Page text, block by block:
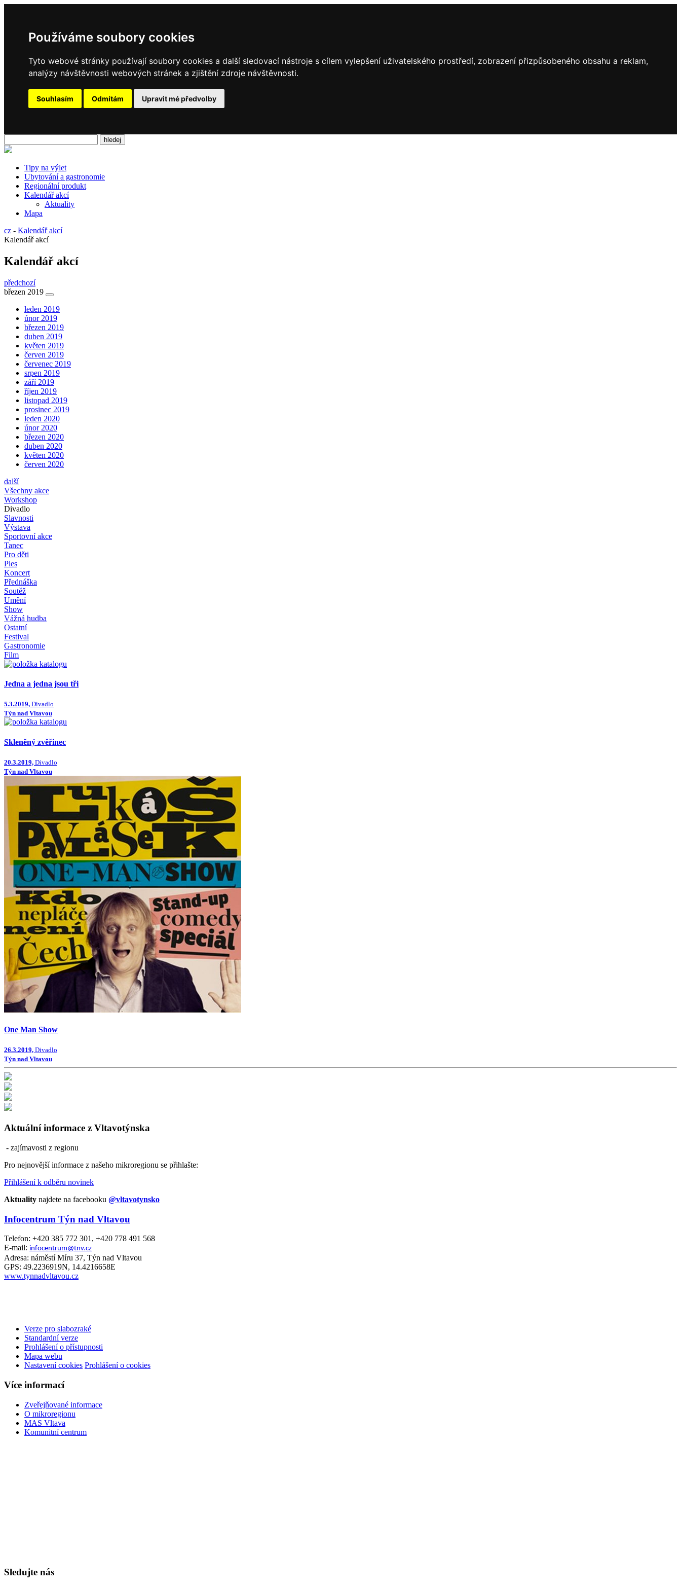
Používáme soubory cookies
Tyto webové stránky používají soubory cookies a další sledovací nástroje s cílem vylepšení uživatelského prostředí, zobrazení přizpůsobeného obsahu a reklam,
analýzy návštěvnosti webových stránek a zjištění zdroje návštěvnosti.
Souhlasím Odmítám Upravit mé předvolby
Tipy na výlet
Ubytování a gastronomie
Regionální produkt
Kalendář akcí
Aktuality
Mapa
cz - Kalendář akcí
Kalendář akcí
Kalendář akcí
předchozí
březen 2019
leden 2019
únor 2019
březen 2019
duben 2019
květen 2019
červen 2019
červenec 2019
srpen 2019
září 2019
říjen 2019
listopad 2019
prosinec 2019
leden 2020
únor 2020
březen 2020
duben 2020
květen 2020
červen 2020
další
Všechny akce
Workshop
Divadlo
Slavnosti
Výstava
Sportovní akce
Tanec
Pro děti
Ples
Koncert
Přednáška
Soutěž
Umění
Show
Vážná hudba
Ostatní
Festival
Gastronomie
Film
Jedna a jedna jsou tři
5.3.2019, Divadlo
Týn nad Vltavou
Skleněný zvěřinec
20.3.2019, Divadlo
Týn nad Vltavou
One Man Show
26.3.2019, Divadlo
Týn nad Vltavou
Aktuální informace z Vltavotýnska
- zajímavosti z regionu
Pro nejnovější informace z našeho mikroregionu se přihlašte:
Přihlášení k odběru novinek
Aktuality najdete na facebooku @vltavotynsko
Infocentrum Týn nad Vltavou
Telefon: +420 385 772 301, +420 778 491 568
E-mail: infocentrum@tnv.cz
Adresa: náměstí Míru 37, Týn nad Vltavou
GPS: 49.2236919N, 14.4216658E
www.tynnadvltavou.cz
Verze pro slabozraké
Standardní verze
Prohlášení o přístupnosti
Mapa webu
Nastavení cookies Prohlášení o cookies
Více informací
Zveřejňované informace
O mikroregionu
MAS Vltava
Komunitní centrum
Sledujte nás